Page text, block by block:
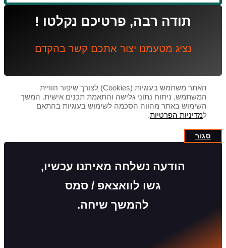
תודה רבה, פרטיכם נקלטו !
נציג מטעמנו יצור אתכם קשר בהקדם
האתר משתמש בעוגיות (Cookies) לצורך שיפור חוויית
המשתמש, ניתוח נתוני גלישה והתאמת תכנים אישית. המשך
השימוש באתר מהווה הסכמה לשימוש בעוגיות בהתאם
למדיניות הפרטיות.
סגור
הודעה נשלחה מאיתנו עכשיו,
גשו לוואצאפ / סמס
להמשך שיחה.